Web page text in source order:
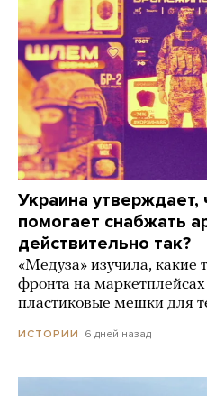
Украина утверждает,
помогает снабжать
действительно так?
«Медуза» изучила, какие
фронта на
пластиковые мешки для
ИСТОРИИ 6 дней назад